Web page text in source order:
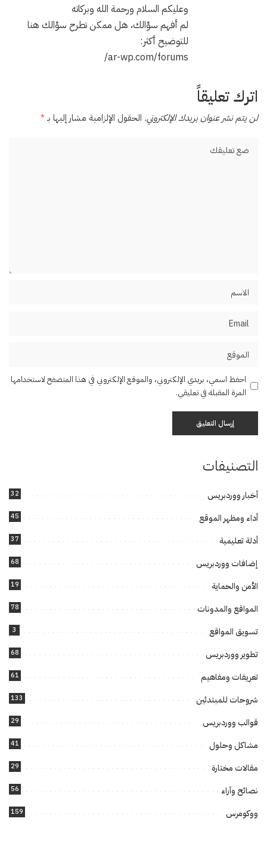
وعليكم السلام ورحمة الله وبركاته
لم أفهم سؤالك، هل ممكن تطرح سؤالك هنا
للتوضيح أكثر:
ar-wp.com/forums/
اترك تعليقاً
لن يتم نشر عنوان بريدك الإلكتروني. الحقول الإلزامية مشار إليها بـ*
احفظ اسمي، بريدي الإلكتروني، والموقع الإلكتروني في هذا المتصفح لاستخدامها
المرة المقبلة في تعليقي.
التصنيفات
أخبار ووردبريس 32
أداء ومظهر الموقع 45
أدلة تعليمية 37
إضافات ووردبريس 68
الأمن والحماية 19
المواقع والمدونات 78
تسويق المواقع 3
تطوير ووردبريس 68
تعريفات ومفاهيم 61
شروحات للمبتدئين 133
قوالب ووردبريس 29
مشاكل وحلول 41
مقالات مختارة 29
نصائح وآراء 56
ووكومرس 159